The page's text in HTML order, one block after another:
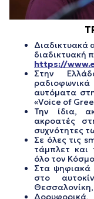
Διαδικτυακά
διαδικτυακή
https://
Στην
αυτόματα
«Voice of
Την ίδια,
ακροατές
συχνότητες
Σε όλες τις
τάμπλετ και
όλο τον
Στα ψηφιακά
στο